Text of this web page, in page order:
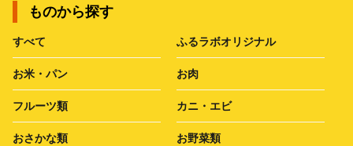
ものから探す
すべて ふるラボオリジナル
お米・パン お肉
フルーツ類 カニ・エビ
おさかな類 お野菜類